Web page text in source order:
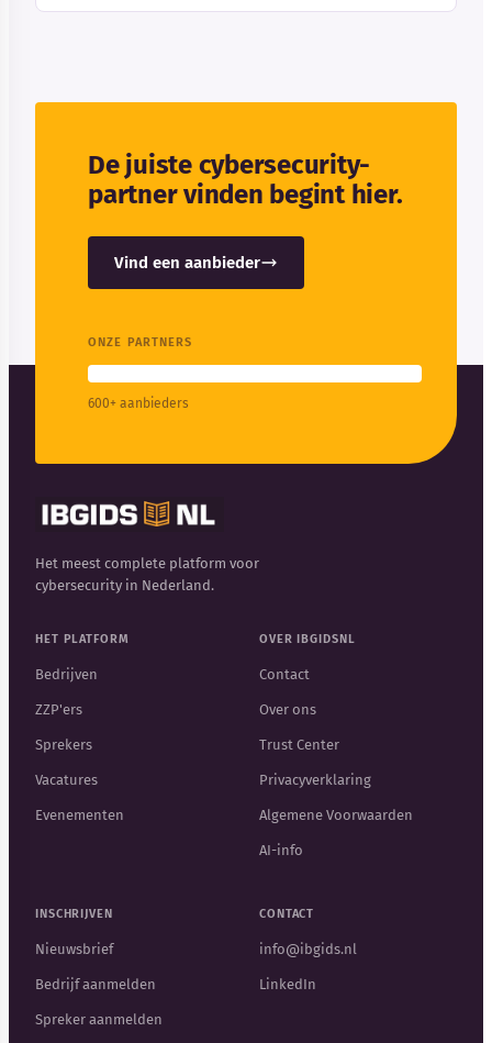
De juiste cybersecurity-
partner vinden begint hier.
Vind een aanbieder
ONZE PARTNERS
600+ aanbieders
Het meest complete platform voor
cybersecurity in Nederland.
HET PLATFORM
Bedrijven
ZZP'ers
Sprekers
Vacatures
Evenementen
OVER IBGIDSNL
Contact
Over ons
Trust Center
Privacyverklaring
Algemene Voorwaarden
AI-info
INSCHRIJVEN
Nieuwsbrief
Bedrijf aanmelden
Spreker aanmelden
CONTACT
info@ibgids.nl
LinkedIn